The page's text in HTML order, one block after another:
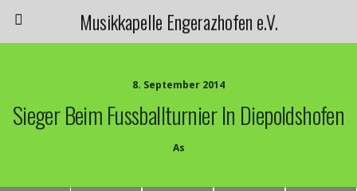
Musikkapelle Engerazhofen e.V.
8. September 2014
Sieger Beim Fussballturnier In Diepoldshofen
As